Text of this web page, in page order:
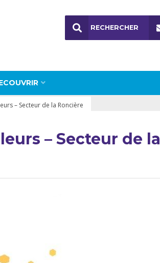
RECHERCHER
– Secteur de la Roncière
– Secteur de la